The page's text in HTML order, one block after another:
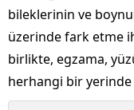
bileklerinin ve
üzerinde fark etme
birlikte, egzama,
herhangi bir